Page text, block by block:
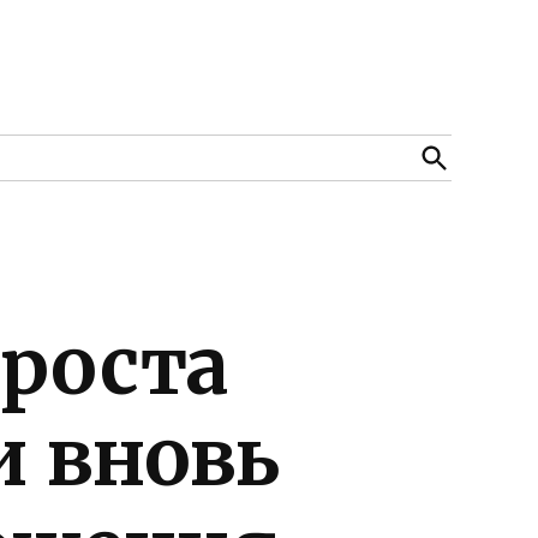
Open
Search
вновь